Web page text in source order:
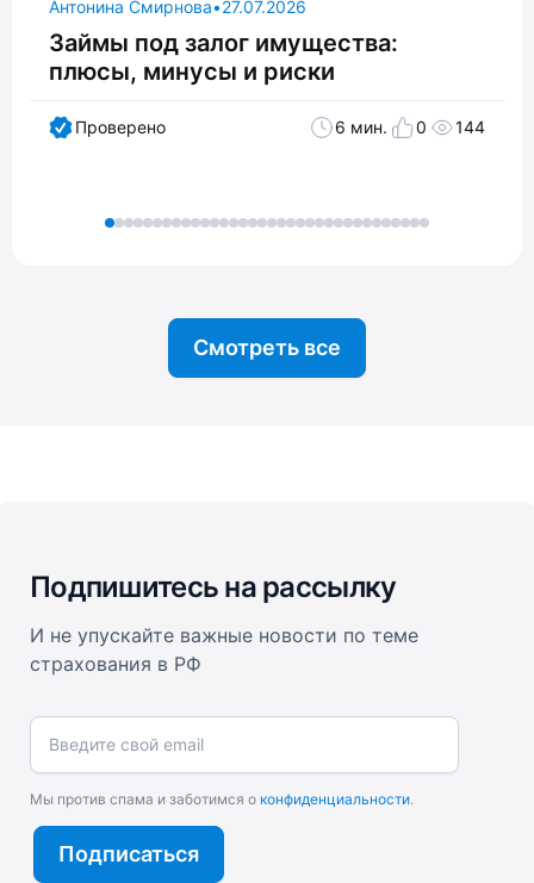
Антонина Смирнова•27.07.2026
Займы под залог имущества:
плюсы, минусы и риски
Проверено 6 мин. 0 144
Смотреть все
Подпишитесь на рассылку
И не упускайте важные новости по теме
страхования в РФ
Введите свой email
Подписаться
Мы против спама и заботимся о конфиденциальности.